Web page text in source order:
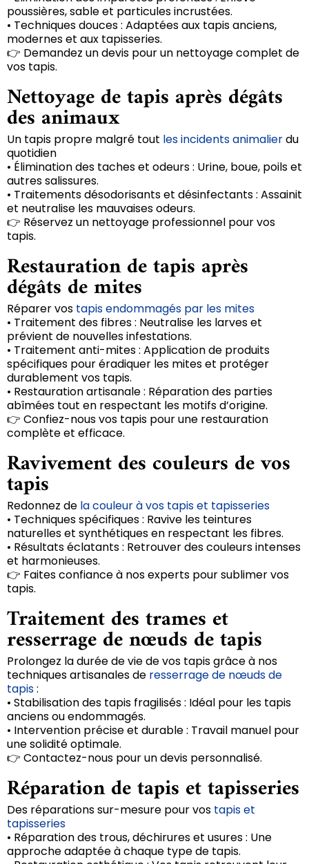
poussières, sable et particules incrustées.
• Techniques douces : Adaptées aux tapis anciens,
modernes et aux tapisseries.
👉 Demandez un devis pour un nettoyage complet de
vos tapis.
Nettoyage de tapis après dégâts
des animaux
Un tapis propre malgré tout les incidents animalierdu
quotidien
• Élimination des taches et odeurs : Urine, boue, poils et
autres salissures.
• Traitements désodorisants et désinfectants : Assainit
et neutralise les mauvaises odeurs.
👉 Réservez un nettoyage professionnel pour vos
tapis.
Restauration de tapis après
dégâts de mites
Réparer vos tapis endommagés par les mites
• Traitement des fibres : Neutralise les larves et
prévient de nouvelles infestations.
• Traitement anti-mites : Application de produits
spécifiques pour éradiquer les mites et protéger
durablement vos tapis.
• Restauration artisanale : Réparation des parties
abîmées tout en respectant les motifs d’origine.
👉 Confiez-nous vos tapis pour une restauration
complète et efficace.
Ravivement des couleurs de vos
tapis
Redonnez de la couleur à vos tapis et tapisseries
• Techniques spécifiques : Ravive les teintures
naturelles et synthétiques en respectant les fibres.
• Résultats éclatants : Retrouver des couleurs intenses
et harmonieuses.
👉 Faites confiance à nos experts pour sublimer vos
tapis.
Traitement des trames et
resserrage de nœuds de tapis
Prolongez la durée de vie de vos tapis grâce à nos
techniques artisanales de resserrage de nœuds de
tapis:
• Stabilisation des tapis fragilisés : Idéal pour les tapis
anciens ou endommagés.
• Intervention précise et durable : Travail manuel pour
une solidité optimale.
👉 Contactez-nous pour un devis personnalisé.
Réparation de tapis et tapisseries
Des réparations sur-mesure pour vos tapis et
tapisseries
• Réparation des trous, déchirures et usures : Une
approche adaptée à chaque type de tapis.